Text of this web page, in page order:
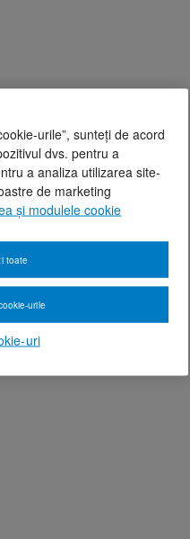
urile”, sunteți de acord
dvs. pentru a
a analiza utilizarea site-
de marketing
și modulele cookie
uri
toate
urile